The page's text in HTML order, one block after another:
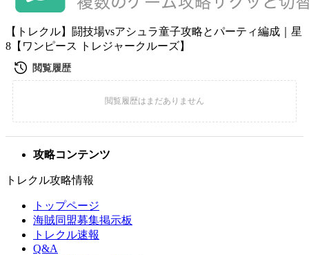
【トレクル】闘技場vsアシュラ童子攻略とパーティ編成｜星
8【ワンピース トレジャークルーズ】
攻略コンテンツ
トレクル攻略情報
トップページ
海賊同盟募集掲示板
トレクル速報
Q&A